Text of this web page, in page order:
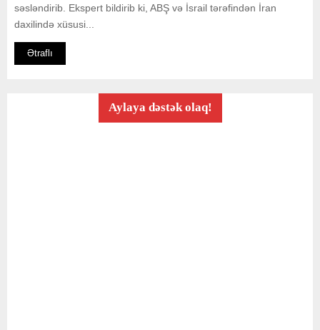
səsləndirib. Ekspert bildirib ki, ABŞ və İsrail tərəfindən İran
daxilində xüsusi...
Ətraflı
Aylaya dəstək olaq!